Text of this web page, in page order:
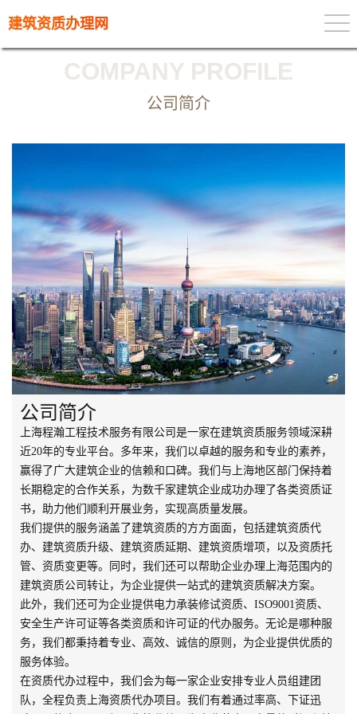
建筑资质办理网
COMPANY PROFILE
公司简介
公司简介
上海程瀚工程技术服务有限公司是一家在建筑资质服务领域深耕
近20年的专业平台。多年来，我们以卓越的服务和专业的素养，
赢得了广大建筑企业的信赖和口碑。我们与上海地区部门保持着
长期稳定的合作关系，为数千家建筑企业成功办理了各类资质证
书，助力他们顺利开展业务，实现高质量发展。
我们提供的服务涵盖了建筑资质的方方面面，包括建筑资质代
办、建筑资质升级、建筑资质延期、建筑资质增项，以及资质托
管、资质变更等。同时，我们还可以帮助企业办理上海范围内的
建筑资质公司转让，为企业提供一站式的建筑资质解决方案。
此外，我们还可为企业提供电力承装修试资质、ISO9001资质、
安全生产许可证等各类资质和许可证的代办服务。无论是哪种服
务，我们都秉持着专业、高效、诚信的原则，为企业提供优质的
服务体验。
在资质代办过程中，我们会为每一家企业安排专业人员组建团
队，全程负责上海资质代办项目。我们有着通过率高、下证迅